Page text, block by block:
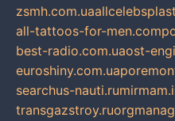
zsmh.com.ua
all-tattoos-for-men.com
best-radio.com.uaost-
euroshiny.com.ua
searchus-nauti.ru
transgazstroy.ru